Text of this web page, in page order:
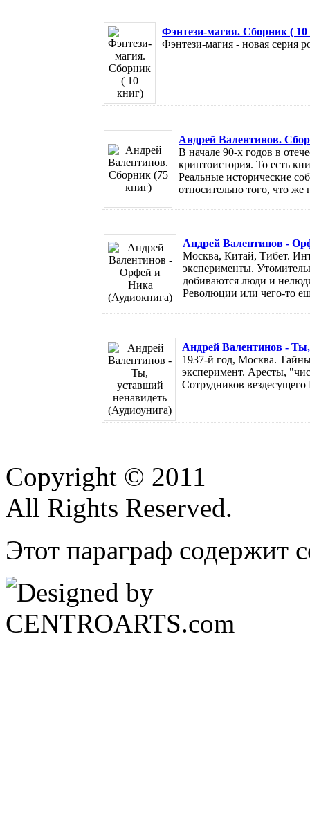
Фэнтези-магия. Сборник ( 10
Фэнтези-магия - новая серия
Андрей Валентинов.
В начале 90-х годов в
криптоистория. То есть
Реальные исторические
относительно того, что же
Андрей Валентинов -
Москва, Китай, Тибет.
эксперименты.
добиваются люди и
Революции или чего-то
Андрей Валентинов -
1937-й год, Москва.
эксперимент. Аресты,
Сотрудников
Copyright © 2011
All Rights Reserved.
Этот параграф содержит